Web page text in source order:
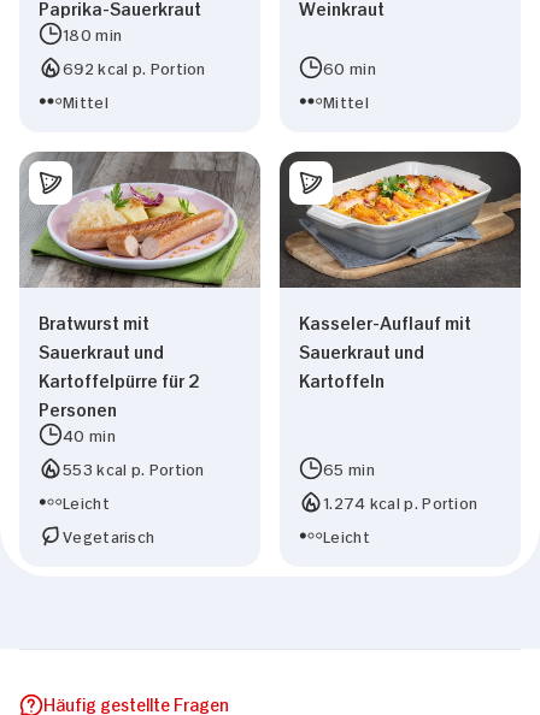
Marketing
Nur Notwendige erlauben
Paprika-Sauerkraut
180 min
692 kcal p. Portion
Mittel
Weinkraut
60 min
Mittel
Bratwurst mit
Sauerkraut und
Kartoffelpürre für 2
Personen
40 min
553 kcal p. Portion
Leicht
Vegetarisch
Kasseler-Auflauf mit
Sauerkraut und
Kartoffeln
65 min
1.274 kcal p. Portion
Leicht
Häufig gestellte Fragen